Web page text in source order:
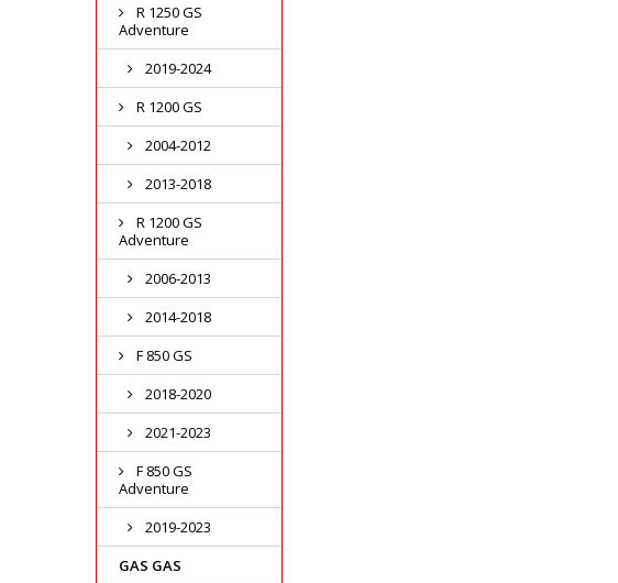
R 1250 GS
Adventure
2019-2024
R 1200 GS
2004-2012
2013-2018
R 1200 GS
Adventure
2006-2013
2014-2018
F 850 GS
2018-2020
2021-2023
F 850 GS
Adventure
2019-2023
GAS GAS